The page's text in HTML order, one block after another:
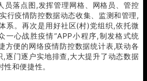
员落点图,发挥管理网格、网格员、管控
行疫情防控数据动态收集、监测和管理,
系。再次是用好社区(村)党组织,依托微
一心战胜疫情”APP小程序,制发格式统
方便的网络疫情防控数据统计表,联动各
,逐门逐户实地排查,大大提升了动态数据
和便捷性。